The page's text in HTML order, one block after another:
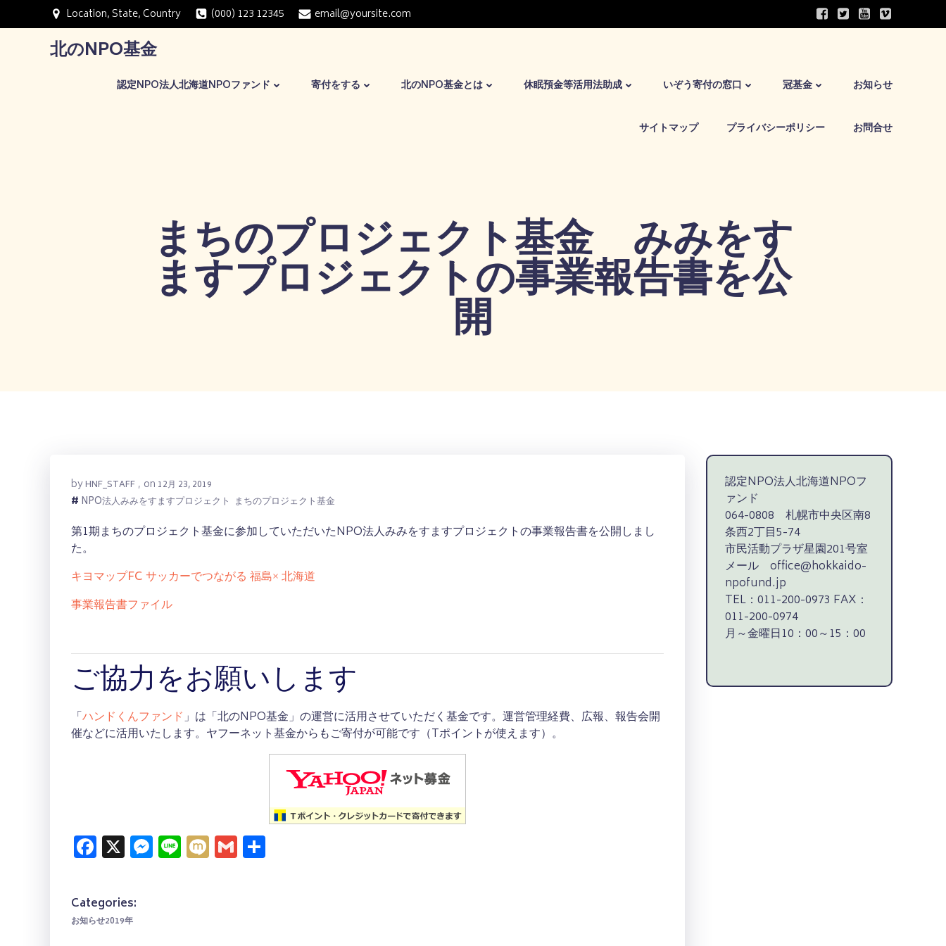
ン
Location, State, Country (000) 123 12345 email@yoursite.com
北のNPO基金
認定NPO法人北海道NPOファンド 寄付をする 北のNPO基金とは 休眠預金等活用法助成 いぞう寄付の窓口 冠基金 お知らせ
サイトマップ プライバシーポリシー お問合せ
まちのプロジェクト基金 みみをす
ますプロジェクトの事業報告書を公
開
byHNF_STAFF , on 12月 23, 2019
# NPO法人みみをすますプロジェクト まちのプロジェクト基金
第1期まちのプロジェクト基金に参加していただいたNPO法人みみをすますプロジェクトの事業報告書を公開しまし
た。
キヨマップFC サッカーでつながる 福島× 北海道
事業報告書ファイル
ご協力をお願いします
「ハンドくんファンド」は「北のNPO基金」の運営に活用させていただく基金です。運営管理経費、広報、報告会開
催などに活用いたします。ヤフーネット基金からもご寄付が可能です（Tポイントが使えます）。
Facebook
X Messenger
LineMixiGmail
Categories:
お知らせ2019年
認定NPO法人北海道NPOフ
ァンド
064-0808 札幌市中央区南8
条西2丁目5-74
市民活動プラザ星園201号室
メール office@hokkaido-
npofund.jp
TEL：011-200-0973 FAX：
011-200-0974
月～金曜日10：00～15：00